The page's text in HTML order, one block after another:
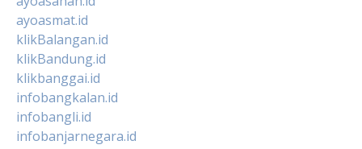
ayoasmat.id
klikBalangan.id
klikBandung.id
klikbanggai.id
infobangkalan.id
infobangli.id
infobanjarnegara.id